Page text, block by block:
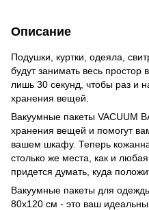
Описание
Подушки, куртки, одеяла,
будут занимать весь
лишь 30 секунд, чтобы раз и
хранения вещей.
Вакуумные пакеты VACUUM
хранения вещей и помогут
вашем шкафу. Теперь
столько же места, как и
придется думать, куда
Вакуумные пакеты для
80x120 см - это ваш